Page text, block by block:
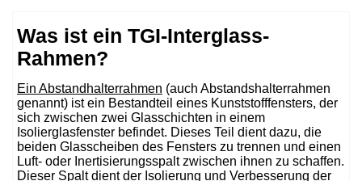
Was ist ein TGI-Interglass-
Rahmen?
Ein Abstandhalterrahmen (auch Abstandshalterrahmen
genannt) ist ein Bestandteil eines Kunststofffensters, der
sich zwischen zwei Glasschichten in einem
Isolierglasfenster befindet. Dieses Teil dient dazu, die
beiden Glasscheiben des Fensters zu trennen und einen
Luft- oder Inertisierungsspalt zwischen ihnen zu schaffen.
Dieser Spalt dient der Isolierung und Verbesserung der